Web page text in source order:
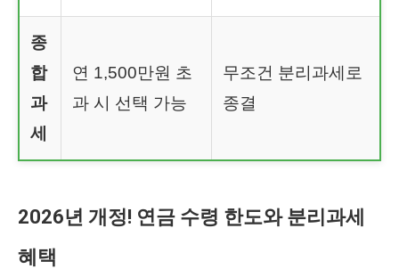
종
합
과
세
연 1,500만원 초
과 시 선택 가능
무조건 분리과세로
종결
2026년 개정! 연금 수령 한도와 분리과세
혜택